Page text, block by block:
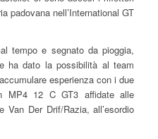
padovana nell’International GT
tempo e segnato da pioggia,
ha dato la possibilità al team
esperienza con i due
MP4 12 C GT3 affidate alle
Der Drif/Razia, all’esordio